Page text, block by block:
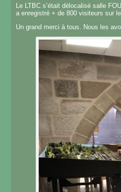
Le LTBC s’était délocalisé salle
a enregistré + de 800 visiteurs sur
Un grand merci à tous. Nous les